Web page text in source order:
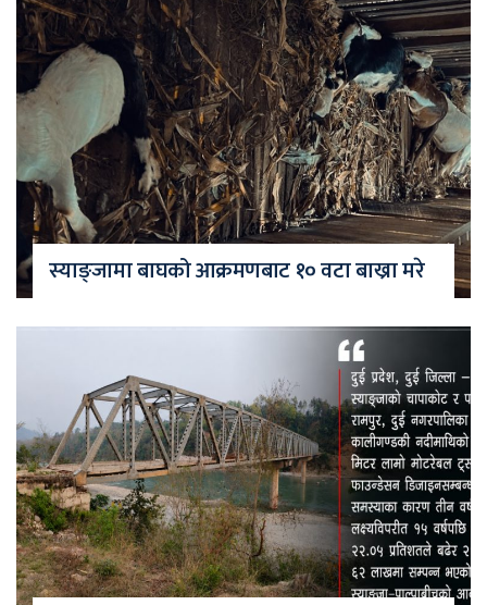
स्याङ्जामा बाघको आक्रमणबाट १० वटा बाख्रा मरे